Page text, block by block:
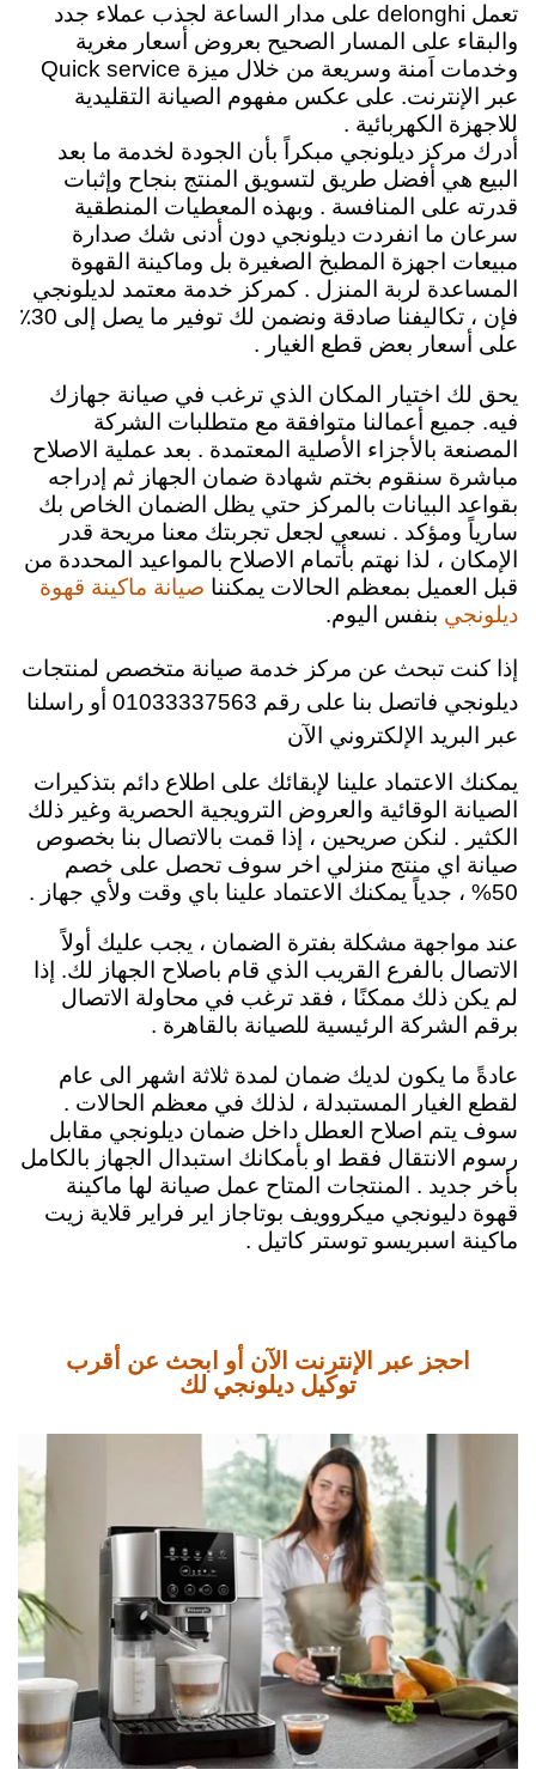
تعمل delonghi على مدار الساعة لجذب عملاء جدد
والبقاء على المسار الصحيح بعروض أسعار مغرية
وخدمات اَمنة وسريعة من خلال ميزة Quick service
عبر الإنترنت. على عكس مفهوم الصيانة التقليدية
للاجهزة الكهربائية .
أدرك مركز ديلونجي مبكراً بأن الجودة لخدمة ما بعد
البيع هي أفضل طريق لتسويق المنتج بنجاح وإثبات
قدرته على المنافسة . وبهذه المعطيات المنطقية
سرعان ما انفردت ديلونجي دون أدنى شك صدارة
مبيعات اجهزة المطبخ الصغيرة بل وماكينة القهوة
المساعدة لربة المنزل . كمركز خدمة معتمد لديلونجي
فإن ، تكاليفنا صادقة ونضمن لك توفير ما يصل إلى 30٪
على أسعار بعض قطع الغيار .
يحق لك اختيار المكان الذي ترغب في صيانة جهازك
فيه. جميع أعمالنا متوافقة مع متطلبات الشركة
المصنعة بالأجزاء الأصلية المعتمدة . بعد عملية الاصلاح
مباشرة سنقوم بختم شهادة ضمان الجهاز ثم إدراجه
بقواعد البيانات بالمركز حتي يظل الضمان الخاص بك
سارياً ومؤكد . نسعي لجعل تجربتك معنا مريحة قدر
الإمكان ، لذا نهتم بأتمام الاصلاح بالمواعيد المحددة من
قبل العميل بمعظم الحالات يمكننا صيانة ماكينة قهوة
ديلونجي بنفس اليوم.
إذا كنت تبحث عن مركز خدمة صيانة متخصص لمنتجات
ديلونجي فاتصل بنا على رقم 01033337563 أو راسلنا
عبر البريد الإلكتروني الآن
يمكنك الاعتماد علينا لإبقائك على اطلاع دائم بتذكيرات
الصيانة الوقائية والعروض الترويجية الحصرية وغير ذلك
الكثير . لنكن صريحين ، إذا قمت بالاتصال بنا بخصوص
صيانة اي منتج منزلي اخر سوف تحصل على خصم
50% ، جدياً يمكنك الاعتماد علينا باي وقت ولأي جهاز .
عند مواجهة مشكلة بفترة الضمان ، يجب عليك أولاً
الاتصال بالفرع القريب الذي قام باصلاح الجهاز لك. إذا
لم يكن ذلك ممكنًا ، فقد ترغب في محاولة الاتصال
برقم الشركة الرئيسية للصيانة بالقاهرة .
عادةً ما يكون لديك ضمان لمدة ثلاثة اشهر الى عام
لقطع الغيار المستبدلة ، لذلك في معظم الحالات .
سوف يتم اصلاح العطل داخل ضمان ديلونجي مقابل
رسوم الانتقال فقط او بأمكانك استبدال الجهاز بالكامل
بأخر جديد . المنتجات المتاح عمل صيانة لها ماكينة
قهوة دليونجي ميكروويف بوتاجاز اير فراير قلاية زيت
ماكينة اسبريسو توستر كاتيل .
احجز عبر الإنترنت الآن أو ابحث عن أقرب
توكيل ديلونجي لك